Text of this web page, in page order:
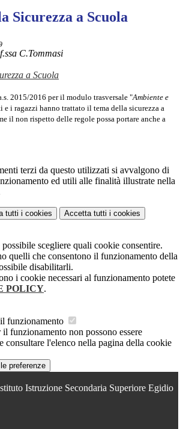
Sicurezza a Scuola
C.Tommasi
2015/2016 per il modulo trasversale "Ambiente e
e i ragazzi hanno trattato il tema della sicurezza a
il non rispetto delle regole possa portare anche a
terzi da questo utilizzati si avvalgono di
ed utili alle finalità illustrate nella
tutti i cookies Accetta tutti i cookies
possibile scegliere quali cookie consentire.
quelli che consentono il funzionamento della
disabilitarli.
i cookie necessari al funzionamento potete
POLICY.
funzionamento
funzionamento non possono essere
consultare l'elenco nella pagina della cookie
preferenze
Istruzione Secondaria Superiore Egidio